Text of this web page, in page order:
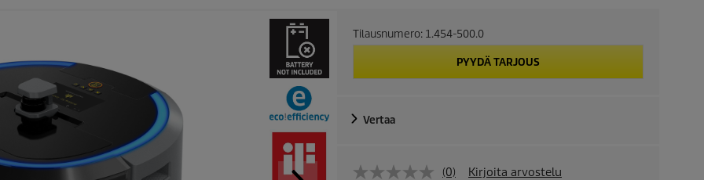
Tilausnumero: 1.454-500.0
PYYDÄ TARJOUS
Vertaa
(0) Kirjoita arvostelu